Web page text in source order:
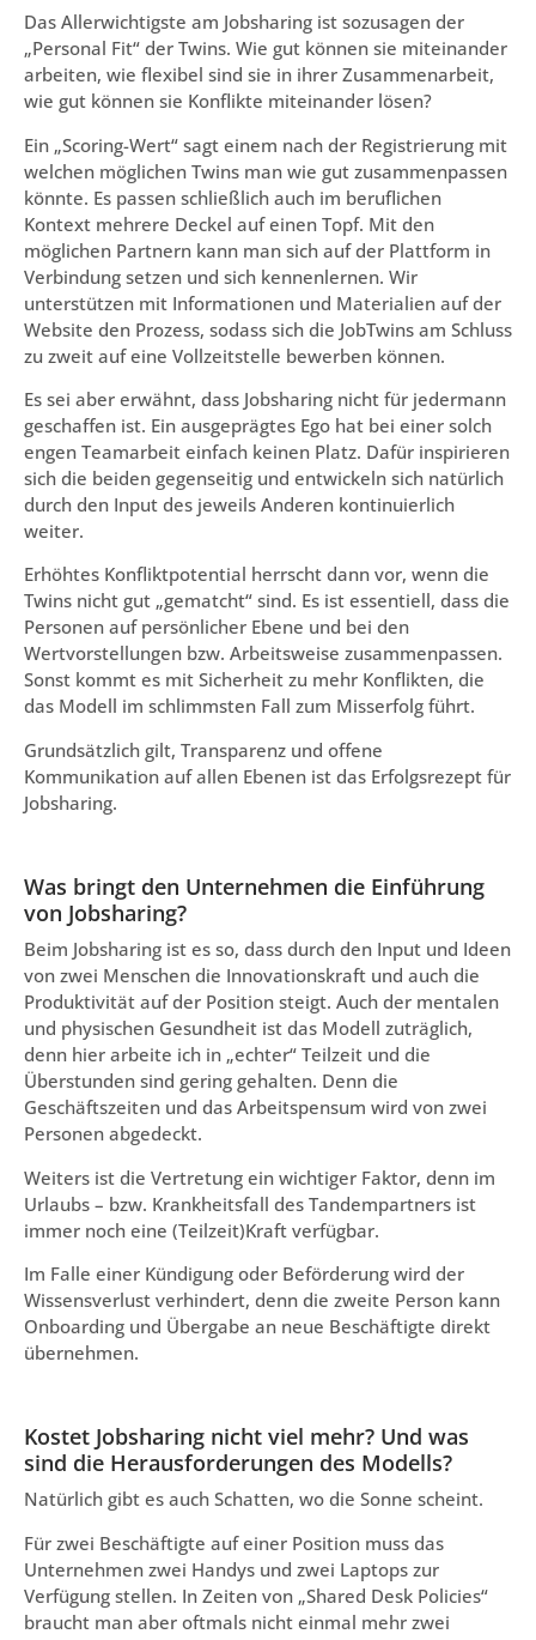
Das Allerwichtigste am Jobsharing ist sozusagen der
„Personal Fit“ der Twins. Wie gut können sie miteinander
arbeiten, wie flexibel sind sie in ihrer Zusammenarbeit,
wie gut können sie Konflikte miteinander lösen?
Ein „Scoring-Wert“ sagt einem nach der Registrierung mit
welchen möglichen Twins man wie gut zusammenpassen
könnte. Es passen schließlich auch im beruflichen
Kontext mehrere Deckel auf einen Topf. Mit den
möglichen Partnern kann man sich auf der Plattform in
Verbindung setzen und sich kennenlernen. Wir
unterstützen mit Informationen und Materialien auf der
Website den Prozess, sodass sich die JobTwins am Schluss
zu zweit auf eine Vollzeitstelle bewerben können.
Es sei aber erwähnt, dass Jobsharing nicht für jedermann
geschaffen ist. Ein ausgeprägtes Ego hat bei einer solch
engen Teamarbeit einfach keinen Platz. Dafür inspirieren
sich die beiden gegenseitig und entwickeln sich natürlich
durch den Input des jeweils Anderen kontinuierlich
weiter.
Erhöhtes Konfliktpotential herrscht dann vor, wenn die
Twins nicht gut „gematcht“ sind. Es ist essentiell, dass die
Personen auf persönlicher Ebene und bei den
Wertvorstellungen bzw. Arbeitsweise zusammenpassen.
Sonst kommt es mit Sicherheit zu mehr Konflikten, die
das Modell im schlimmsten Fall zum Misserfolg führt.
Grundsätzlich gilt, Transparenz und offene
Kommunikation auf allen Ebenen ist das Erfolgsrezept für
Jobsharing.
Was bringt den Unternehmen die Einführung
von Jobsharing?
Beim Jobsharing ist es so, dass durch den Input und Ideen
von zwei Menschen die Innovationskraft und auch die
Produktivität auf der Position steigt. Auch der mentalen
und physischen Gesundheit ist das Modell zuträglich,
denn hier arbeite ich in „echter“ Teilzeit und die
Überstunden sind gering gehalten. Denn die
Geschäftszeiten und das Arbeitspensum wird von zwei
Personen abgedeckt.
Weiters ist die Vertretung ein wichtiger Faktor, denn im
Urlaubs – bzw. Krankheitsfall des Tandempartners ist
immer noch eine (Teilzeit)Kraft verfügbar.
Im Falle einer Kündigung oder Beförderung wird der
Wissensverlust verhindert, denn die zweite Person kann
Onboarding und Übergabe an neue Beschäftigte direkt
übernehmen.
Kostet Jobsharing nicht viel mehr? Und was
sind die Herausforderungen des Modells?
Natürlich gibt es auch Schatten, wo die Sonne scheint.
Für zwei Beschäftigte auf einer Position muss das
Unternehmen zwei Handys und zwei Laptops zur
Verfügung stellen. In Zeiten von „Shared Desk Policies“
braucht man aber oftmals nicht einmal mehr zwei